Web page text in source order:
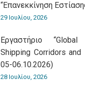
“Επανεκκίνηση
29 Ιουλίου, 2026
Εργαστήριο
Shipping Corridors and
05-06.10.2026)
28 Ιουλίου, 2026